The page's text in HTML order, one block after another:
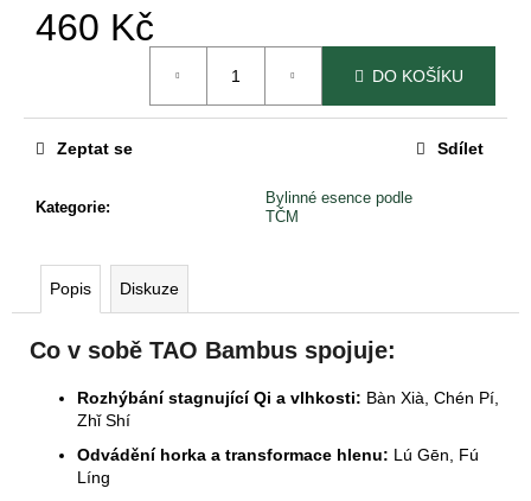
460 Kč
DO KOŠÍKU
Kategorie:
Bylinné esence podle
TČM
Zeptat se Sdílet
Popis Diskuze
Co v sobě TAO Bambus spojuje:
Rozhýbání stagnující Qi a vlhkosti: Bàn Xià, Chén Pí,
Zhǐ Shí
Odvádění horka a transformace hlenu: Lú Gēn, Fú
Líng